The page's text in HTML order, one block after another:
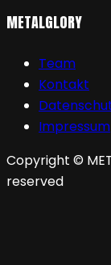
METALGLORY
Team
Kontakt
Impressum
Copyright ©
reserved